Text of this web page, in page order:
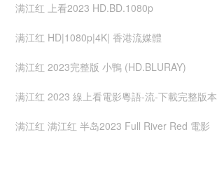
满江红 上看2023 HD.BD.1080p
满江红 HD|1080p|4K| 香港流媒體
满江红 2023完整版 小鴨 (HD.BLURAY)
满江红 2023 線上看電影粵語-流-下載完整版本
满江红 满江红 半岛2023 Full River Red 電影